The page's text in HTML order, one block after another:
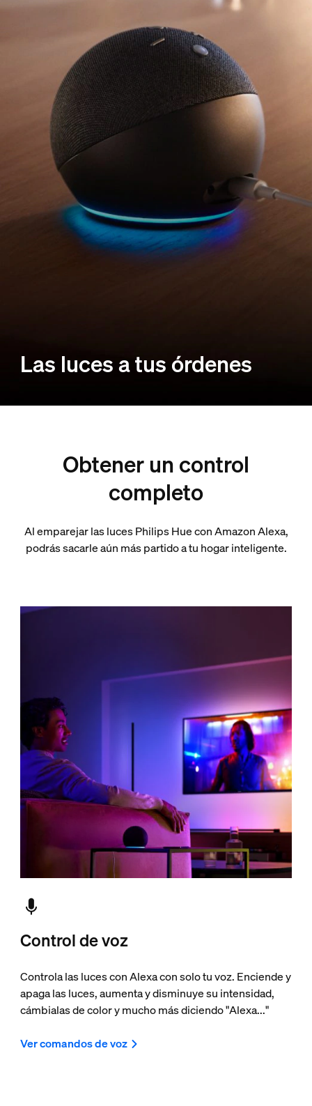
Las luces a tus órdenes
Obtener un control
completo
Al emparejar las luces Philips Hue con Amazon Alexa,
podrás sacarle aún más partido a tu hogar inteligente.
Control de voz
Controla las luces con Alexa con solo tu voz. Enciende y
apaga las luces, aumenta y disminuye su intensidad,
cámbialas de color y mucho más diciendo "Alexa..."
Ver comandos de voz